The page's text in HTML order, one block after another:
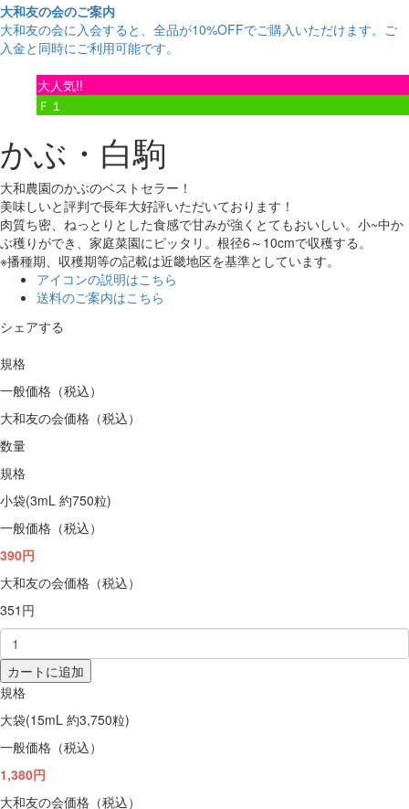
大和友の会のご案内
大和友の会に入会すると、 全品が10%OFFでご購入いただけます。ご
入金と同時にご利用可能です。
大人気!!
Ｆ１
かぶ・白駒
大和農園のかぶのベストセラー！
美味しいと評判で長年大好評いただいております！
肉質ち密、ねっとりとした食感で甘みが強くとてもおいしい。小~中か
ぶ穫りができ、家庭菜園にピッタリ。根径6～10cmで収穫する。
※播種期、収穫期等の記載は近畿地区を基準としています。
アイコンの説明はこちら
送料のご案内はこちら
シェアする
規格
一般価格（税込）
大和友の会価格（税込）
数量
規格
小袋(3mL 約750粒)
一般価格（税込）
390円
大和友の会価格（税込）
351円
カートに追加
規格
大袋(15mL 約3,750粒)
一般価格（税込）
1,380円
大和友の会価格（税込）